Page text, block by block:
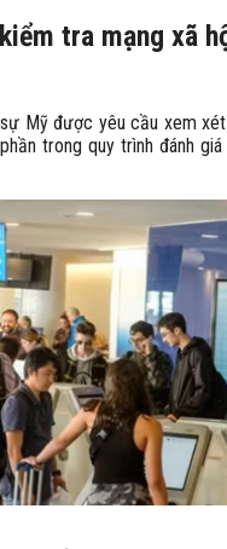
tra mạng xã
Mỹ được yêu cầu xem
trong quy trình đánh